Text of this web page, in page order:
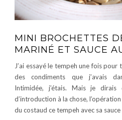
MINI BROCHETTES
MARINÉ ET SAUCE
J’ai essayé le tempeh une fois
des condiments que j’avais
Intimidée, j’étais. Mais je
d’introduction à la chose,
du costaud ce tempeh avec sa